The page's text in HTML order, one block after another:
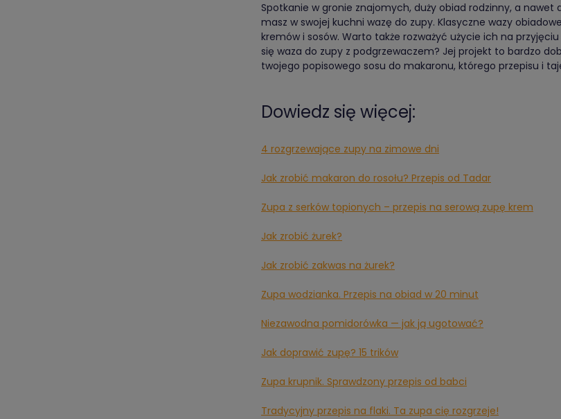
Spotkanie w gronie znajomych, duży obiad rodzinny, a
masz w swojej kuchni wazę do zupy. Klasyczne wazy
kremów i sosów. Warto także rozważyć użycie ich na
się waza do zupy z podgrzewaczem? Jej projekt to bardzo
twojego popisowego sosu do makaronu, którego przepisu i
Dowiedz się więcej:
4 rozgrzewające zupy na zimowe dni
Jak zrobić makaron do rosołu? Przepis od Tadar
Zupa z serków topionych – przepis na serową zupę krem
Jak zrobić żurek?
Jak zrobić zakwas na żurek?
Zupa wodzianka. Przepis na obiad w 20 minut
Niezawodna pomidorówka — jak ją ugotować?
Jak doprawić zupę? 15 trików
Zupa krupnik. Sprawdzony przepis od babci
Tradycyjny przepis na flaki. Ta zupa cię rozgrzeje!